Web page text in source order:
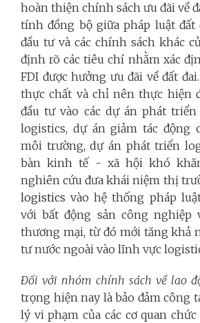
hoàn thiện chính sách ưu đãi về
tính đồng bộ giữa pháp luật đất
đầu tư và các chính sách khác
định rõ các tiêu chí nhằm xác
FDI được hưởng ưu đãi về đất
thực chất và chỉ nên thực hiện
đầu tư vào các dự án phát
logistics, dự án giảm tác động
môi trường, dự án phát triển
bàn kinh tế - xã hội khó
nghiên cứu đưa khái niệm thị
logistics vào hệ thống pháp
với bất động sản công nghiệp
thương mại, từ đó mới tăng khả
tư nước ngoài vào lĩnh vực
Đối với nhóm chính sách về lao
trọng hiện nay là bảo đảm công
lý vi phạm của các cơ quan